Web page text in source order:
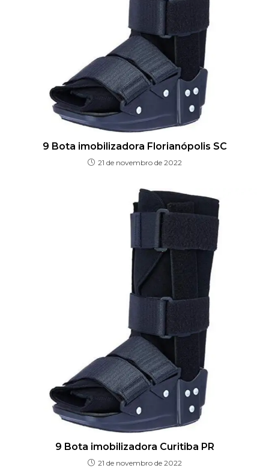
9 Bota imobilizadora Florianópolis SC
21 de novembro de 2022
9 Bota imobilizadora Curitiba PR
21 de novembro de 2022